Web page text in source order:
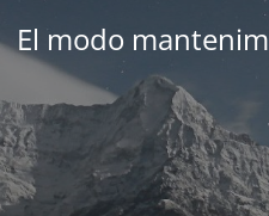
El modo